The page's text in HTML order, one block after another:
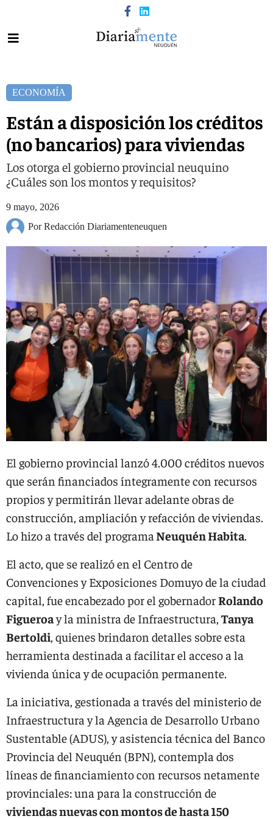
ECONOMÍA
Están a disposición los créditos
(no bancarios) para viviendas
Los otorga el gobierno provincial neuquino
¿Cuáles son los montos y requisitos?
9 mayo, 2026
Por Redacción Diariamenteneuquen
El gobierno provincial lanzó 4.000 créditos nuevos
que serán financiados íntegramente con recursos
propios y permitirán llevar adelante obras de
construcción, ampliación y refacción de viviendas.
Lo hizo a través del programa Neuquén Habita.
El acto, que se realizó en el Centro de
Convenciones y Exposiciones Domuyo de la ciudad
capital, fue encabezado por el gobernadorRolando
Figueroay la ministra de Infraestructura, Tanya
Bertoldi, quienes brindaron detalles sobre esta
herramienta destinada a facilitar el acceso a la
vivienda única y de ocupación permanente.
La iniciativa, gestionada a través del ministerio de
Infraestructura y la Agencia de Desarrollo Urbano
Sustentable (ADUS), y asistencia técnica del Banco
Provincia del Neuquén (BPN), contempla dos
líneas de financiamiento con recursos netamente
provinciales: una para la construcción de
viviendas nuevas con montos de hasta 150